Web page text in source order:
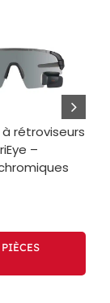
rétroviseurs
–